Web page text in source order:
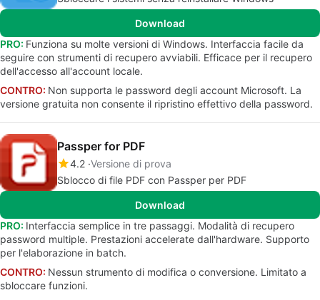
Download
PRO: Funziona su molte versioni di Windows. Interfaccia facile da
seguire con strumenti di recupero avviabili. Efficace per il recupero
dell'accesso all'account locale.
CONTRO: Non supporta le password degli account Microsoft. La
versione gratuita non consente il ripristino effettivo della password.
Passper for PDF
4.2 Versione di prova
Sblocco di file PDF con Passper per PDF
Download
PRO: Interfaccia semplice in tre passaggi. Modalità di recupero
password multiple. Prestazioni accelerate dall'hardware. Supporto
per l'elaborazione in batch.
CONTRO: Nessun strumento di modifica o conversione. Limitato a
sbloccare funzioni.